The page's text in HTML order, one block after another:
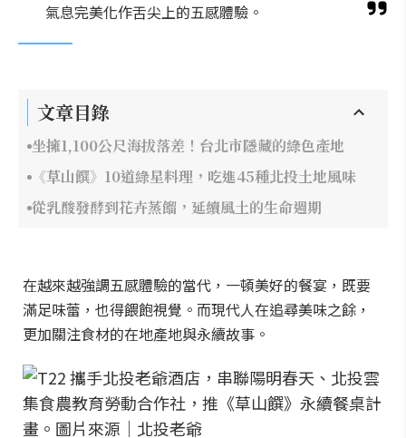
氣息完美化作舌尖上的五感體驗。
文章目錄
坐擁1,100公尺海拔落差！台北市隱藏的綠色產地
《草山饌》10道綠星料理，吃進45種北投土地風味
從乳酸發酵到花卉蒸餾，延續風土的生命週期
在越來越強調五感體驗的當代，一頓美好的餐宴，既要
滿足味蕾，也得餵飽視覺。而現代人在追尋美味之餘，
更加關注食材的在地產地與永續故事。